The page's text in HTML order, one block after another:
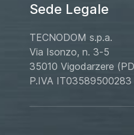
Sede Legale
TECNODOM s.p.a.
Via Isonzo, n. 3-5
35010 Vigodarzere
P.IVA IT03589500283